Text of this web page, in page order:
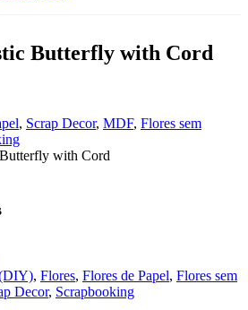
Butterfly with Cord
, Scrap Decor, MDF, Flores sem
with Cord
, Flores, Flores de Papel, Flores sem
Decor, Scrapbooking